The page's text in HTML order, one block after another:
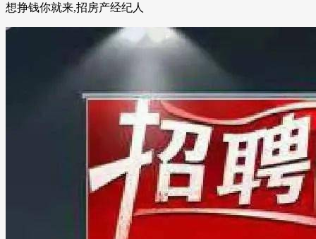
想挣钱你就来,招房产经纪人